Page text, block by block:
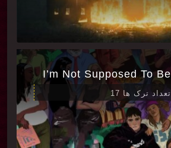
تعداد ترک ها 17